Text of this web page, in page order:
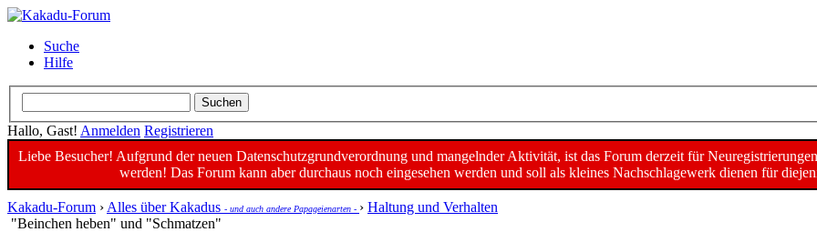
Suche
Hilfe
Hallo, Gast! Anmelden Registrieren
Liebe Besucher! Aufgrund der neuen Datenschutzgrundverordnung und mangelnder Aktivität, ist das Forum derzeit für
werden! Das Forum kann aber durchaus noch eingesehen werden und soll als kleines Nachschlagewerk dienen für
Kakadu-Forum › Alles über Kakadus - und auch andere Papageienarten - › Haltung und Verhalten
"Beinchen heben" und "Schmatzen"